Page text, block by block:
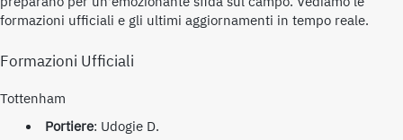
formazioni ufficiali e gli ultimi aggiornamenti in tempo reale.
Formazioni Ufficiali
Tottenham
Portiere: Udogie D.